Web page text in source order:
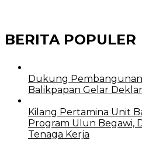
BERITA POPULER
Dukung Pembangunan
Balikpapan Gelar
Kilang Pertamina Unit
Program Ulun Begawi,
Tenaga Kerja